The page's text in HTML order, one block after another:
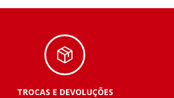
TROCAS E DEVOLUÇÕES